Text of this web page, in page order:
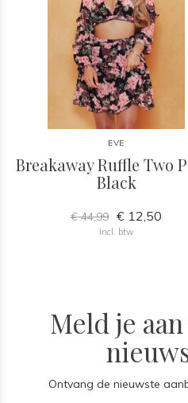
EVE
Breakaway Ruffle Two
Black
€ 44,99 € 12,50
Incl. btw
Meld je
Ontvang de nieuwste